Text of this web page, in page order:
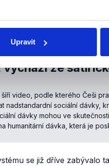
Upravit
% všech ukrajinských
ve věku 6–15 let.
zveličuje výhody
vychází ze
video, podle kterého Češi
nadstandardní sociální dávky,
dávky mohou ve
humanitární dávka, která je
se již dříve zabývalo